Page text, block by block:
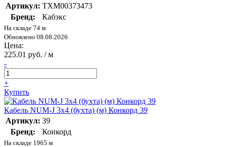
Артикул: ТХМ00373473
Бренд:
Кабэкс
На складе 74 м
Обновлено 08.08.2026
Цена:
225.01 руб. / м
-
+
Купить
Кабель NUM-J 3х4 (бухта) (м) Конкорд 39
Артикул: 39
Бренд:
Конкорд
На складе 1965 м